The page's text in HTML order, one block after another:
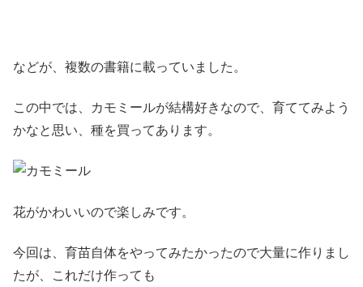
などが、複数の書籍に載っていました。
この中では、カモミールが結構好きなので、育ててみよう
かなと思い、種を買ってあります。
花がかわいいので楽しみです。
今回は、育苗自体をやってみたかったので大量に作りまし
たが、これだけ作っても